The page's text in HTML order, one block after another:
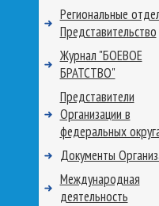
Региональные
Представительство
Журнал "БОЕВОЕ
БРАТСТВО"
Представители
Организации в
федеральных
Документы
Международная
деятельность